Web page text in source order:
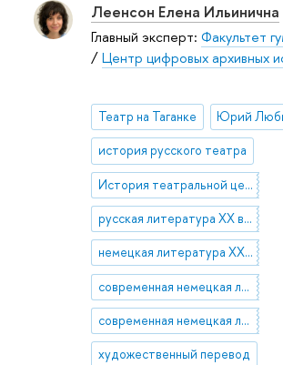
Леенсон Елена Ильинична
Главный эксперт: Факультет
/Центр цифровых архивных
Театр на Таганке Юрий
история русского театра
История театральной цензуры
русская литература ХХ века
немецкая литература ХХ века
современная немецкая литература
современная немецкая литература для детей
художественный перевод